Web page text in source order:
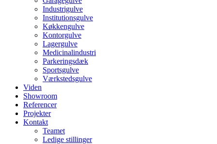
Industrigulve
Institutionsgulve
Køkkengulve
Kontorgulve
Lagergulve
Medicinalindustri
Parkeringsdæk
Sportsgulve
Værkstedsgulve
Viden
Showroom
Referencer
Projekter
Kontakt
Teamet
Ledige stillinger